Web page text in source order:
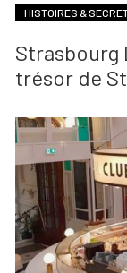
HISTOIRES &
Strasbourg
trésor de